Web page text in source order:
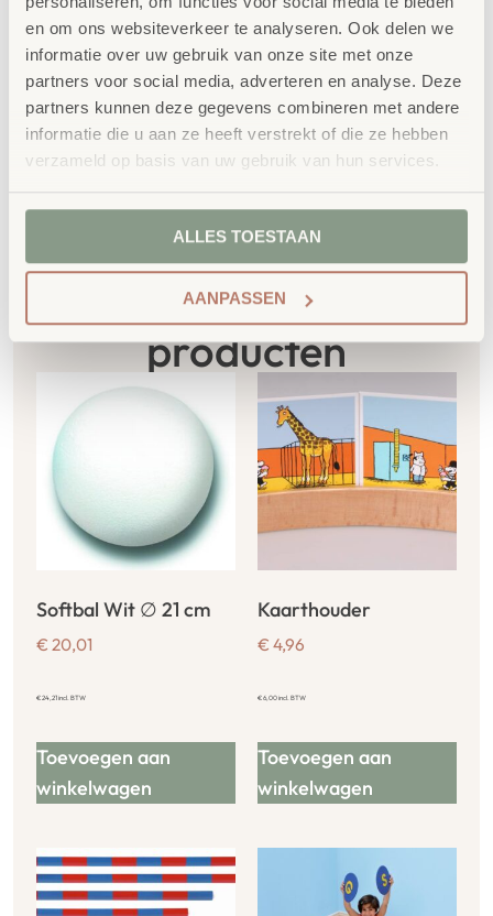
en om ons websiteverkeer te analyseren. Ook delen we
informatie over uw gebruik van onze site met onze
partners voor social media, adverteren en analyse. Deze
partners kunnen deze gegevens combineren met andere
informatie die u aan ze heeft verstrekt of die ze hebben
verzameld op basis van uw gebruik van hun services.
ALLES TOESTAAN
AANPASSEN
Extra informatie
SKU 760361
Gerelateerde
producten
Softbal Wit ∅ 21 cm
€ 20,01
€24,21incl. BTW
Toevoegen aan
winkelwagen
Kaarthouder
€ 4,96
€6,00incl. BTW
Toevoegen aan
winkelwagen